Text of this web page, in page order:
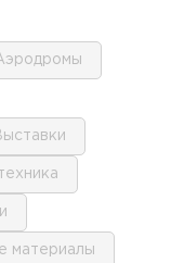
аэродромы
выставки
материалы